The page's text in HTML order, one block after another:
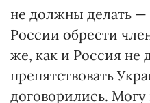
не должны делать —
России обрести
же, как и Россия не
препятствовать
договорились. Могу